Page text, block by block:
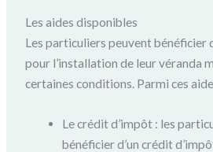
Les aides disponibles
Les particuliers peuvent bénéficier
pour l’installation de leur véranda
certaines conditions. Parmi ces
Le crédit d’impôt : les
bénéficier d’un crédit